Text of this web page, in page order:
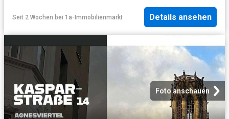
Seit 2 Wochen bei 1a-Immobilienmarkt Details ansehen
Foto anschauen